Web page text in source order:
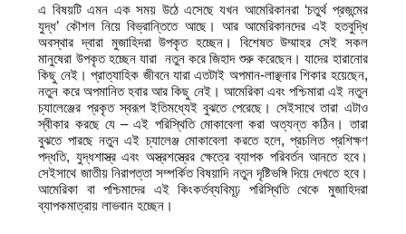
এ বিষয়টি এমন এক সময় উঠে এসেছে যখন আমেরিকানরা ‘চতুর্থ প্রজন্মের
যুদ্ধ’ কৌশল নিয়ে বিভ্রান্তিতে আছে। আর আমেরিকানদের এই হতবুদ্ধি
অবস্থার দ্বারা মুজাহিদরা উপকৃত হচ্ছেন। বিশেষত উম্মাহর সেই সকল
মানুষেরা উপকৃত হচ্ছেন যারা নতুন করে জিহাদ শুরু করেছেন। যাদের হারানোর
কিছু নেই। প্রাত্যাহিক জীবনে যারা এতটাই অপমান-লাঞ্ছনার শিকার হয়েছেন,
নতুন করে অপমানিত হবার আর কিছু নেই। আমেরিকা এবং পশ্চিমারা এই নতুন
চ্যালেঞ্জের প্রকৃত স্বরূপ ইতিমধ্যেই বুঝতে পেরেছে। সেইসাথে তারা এটাও
স্বীকার করছে যে – এই পরিস্থিতি মোকাবেলা করা অত্যন্ত কঠিন। তারা
বুঝতে পারছে নতুন এই চ্যালেঞ্জ মোকাবেলা করতে হলে, প্রচলিত প্রশিক্ষণ
পদ্ধতি, যুদ্ধশাস্ত্র এবং অস্ত্রশস্ত্রের ক্ষেত্রে ব্যাপক পরিবর্তন আনতে হবে।
সেইসাথে জাতীয় নিরাপত্তা সম্পর্কিত বিষয়াদি নতুন দৃষ্টিভঙ্গি দিয়ে দেখতে হবে।
আমেরিকা বা পশ্চিমাদের এই কিংকর্তব্যবিমূঢ় পরিস্থিতি থেকে মুজাহিদরা
ব্যাপকমাত্রায় লাভবান হচ্ছেন।